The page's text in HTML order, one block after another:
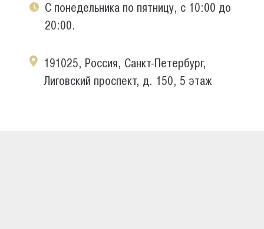
С понедельника по пятницу, с 10:00 до
20:00.
191025, Россия, Санкт-Петербург,
Лиговский проспект, д. 150, 5 этаж